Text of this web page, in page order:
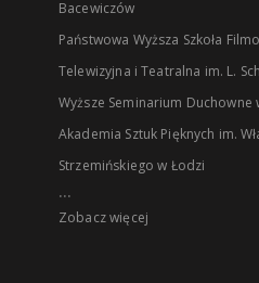
Bacewiczów
Państwowa Wyższa Szkoła
Telewizyjna i Teatralna im. L.
Wyższe Seminarium Duchowne
Akademia Sztuk Pięknych im.
Strzemińskiego w Łodzi
...
Zobacz więcej